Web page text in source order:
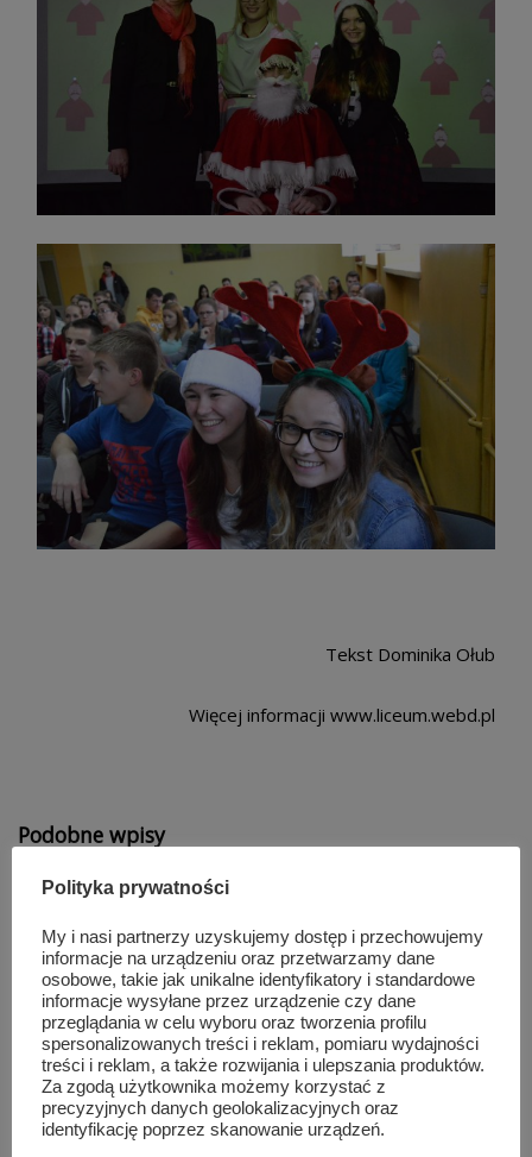
Tekst Dominika Ołub
Więcej informacji www.liceum.webd.pl
Podobne wpisy
Polityka prywatności
My i nasi partnerzy uzyskujemy dostęp i przechowujemy
informacje na urządzeniu oraz przetwarzamy dane
osobowe, takie jak unikalne identyfikatory i standardowe
informacje wysyłane przez urządzenie czy dane
przeglądania w celu wyboru oraz tworzenia profilu
spersonalizowanych treści i reklam, pomiaru wydajności
treści i reklam, a także rozwijania i ulepszania produktów.
Za zgodą użytkownika możemy korzystać z
precyzyjnych danych geolokalizacyjnych oraz
identyfikację poprzez skanowanie urządzeń.